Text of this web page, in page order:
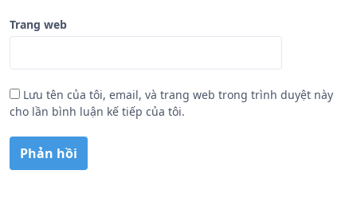
Trang web
Lưu tên của tôi, email, và trang web trong trình duyệt này
cho lần bình luận kế tiếp của tôi.